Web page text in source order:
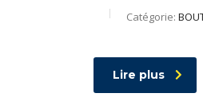
Catégorie:
Lire plus